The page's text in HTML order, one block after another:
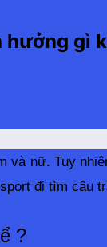
hưởng gì
nữ. Tuy
đi tìm câu
?